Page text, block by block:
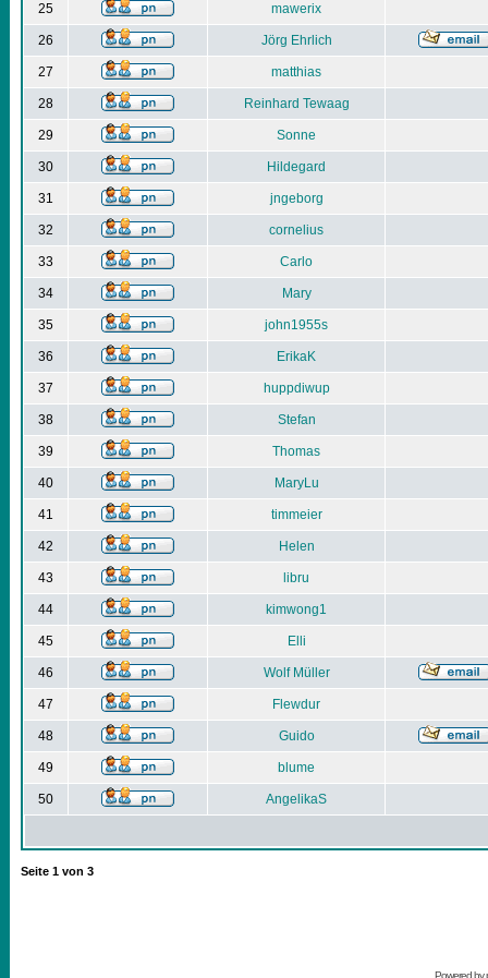
25 mawerix
26 Jörg Ehrlich
27 matthias
28 Reinhard Tewaag
29 Sonne
30 Hildegard
31 jngeborg
32 cornelius
33 Carlo
34 Mary
35 john1955s
36 ErikaK
37 huppdiwup
38 Stefan
39 Thomas
40 MaryLu
41 timmeier
42 Helen
43 libru
44 kimwong1
45 Elli
46 Wolf Müller
47 Flewdur
48 Guido
49 blume
50 AngelikaS
Seite 1 von 3
Powered by